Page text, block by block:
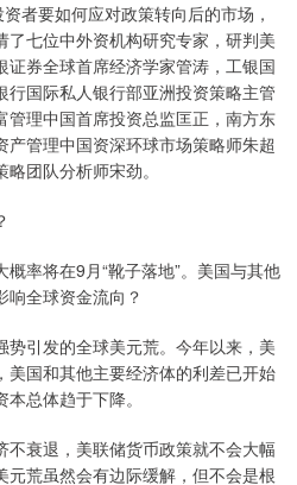
者要如何应对政策转向后的市场，
七位中外资机构研究专家，研判美
券全球首席经济学家管涛，工银国
国际私人银行部亚洲投资策略主管
管理中国首席投资总监匡正，南方东
管理中国资深环球市场策略师朱超
团队分析师宋劲。
率将在9月“靴子落地”。美国与其他
响全球资金流向？
引发的全球美元荒。今年以来，美
美国和其他主要经济体的利差已开始
总体趋于下降。
衰退，美联储货币政策就不会大幅
荒虽然会有边际缓解，但不会是根